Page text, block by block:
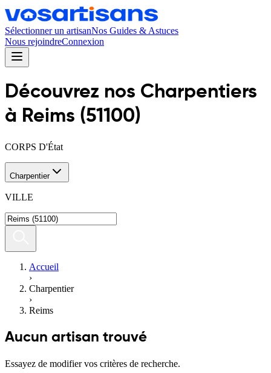
Sélectionner un artisanNos Guides & Astuces
Nous rejoindreConnexion
Découvrez nos Charpentiers
à Reims (51100)
CORPS D'État
Charpentier
VILLE
Accueil
›
Charpentier
›
Reims
Aucun artisan trouvé
Essayez de modifier vos critères de recherche.